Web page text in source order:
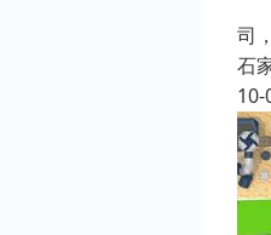
司
石
10-